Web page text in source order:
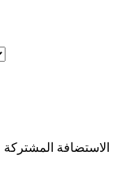
الاستضافة المشتركة